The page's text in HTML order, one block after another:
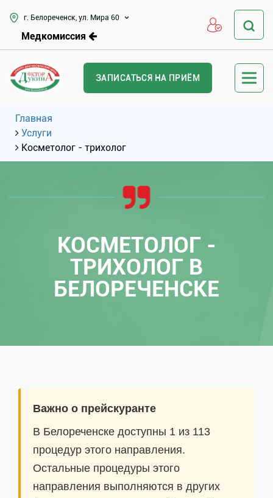
г. Белореченск, ул. Мира 60
Медкомиссия
ЗАПИСАТЬСЯ НА ПРИЁМ
Главная
Услуги
Косметолог - трихолог
КОСМЕТОЛОГ -
ТРИХОЛОГ В
БЕЛОРЕЧЕНСКЕ
Важно о прейскуранте
В Белореченске доступны 1 из 113
процедур этого направления.
Остальные процедуры этого
направления выполняются в других